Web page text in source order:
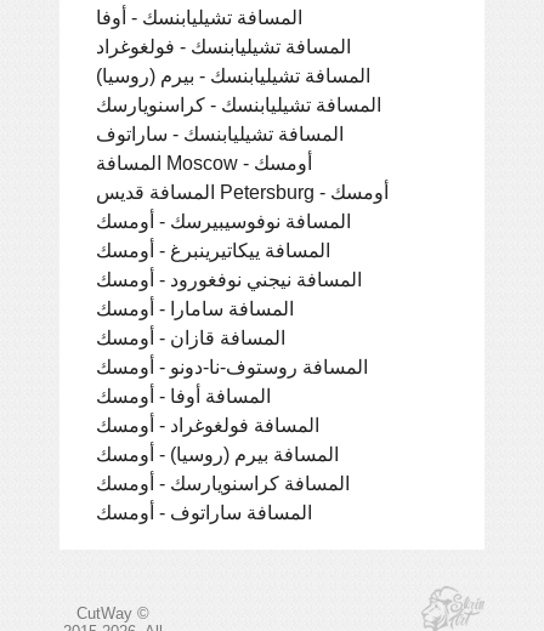
المسافة تشيليابنسك - أوفا
المسافة تشيليابنسك - فولغوغراد
المسافة تشيليابنسك - بيرم (روسيا)
المسافة تشيليابنسك - كراسنويارسك
المسافة تشيليابنسك - ساراتوف
المسافة Moscow - أومسك
المسافة قديس Petersburg - أومسك
المسافة نوفوسيبيرسك - أومسك
المسافة ييكاتيرينبرغ - أومسك
المسافة نيجني نوفغورود - أومسك
المسافة سامارا - أومسك
المسافة قازان - أومسك
المسافة روستوف-نا-دونو - أومسك
المسافة أوفا - أومسك
المسافة فولغوغراد - أومسك
المسافة بيرم (روسيا) - أومسك
المسافة كراسنويارسك - أومسك
المسافة ساراتوف - أومسك
CutWay ©